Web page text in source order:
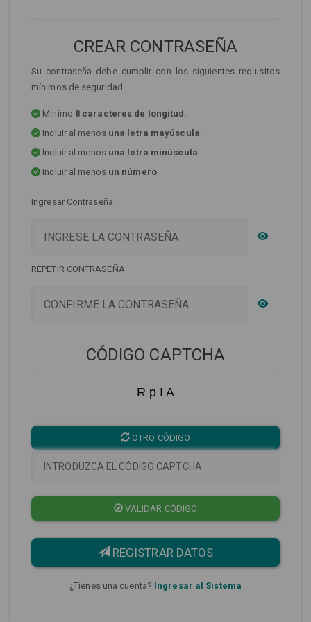
CREAR CONTRASEÑA
Su contraseña debe cumplir con los siguientes requisitos
mínimos de seguridad:
Mínimo 8 caracteres de longitud.
Incluir al menos una letra mayúscula.
Incluir al menos una letra minúscula.
Incluir al menos un número.
Ingresar Contraseña
REPETIR CONTRASEÑA
CÓDIGO CAPTCHA
R p I A
OTRO CÓDIGO
VALIDAR CÓDIGO
REGISTRAR DATOS
¿Tienes una cuenta? Ingresar al Sistema